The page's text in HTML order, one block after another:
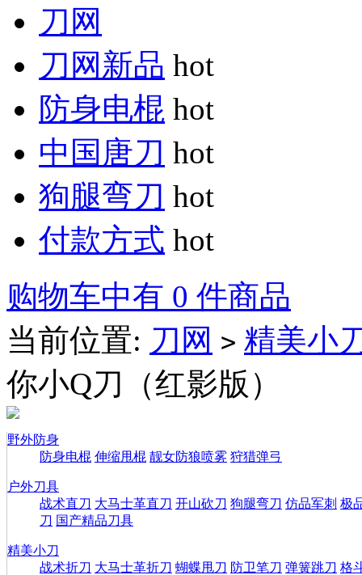
刀网
刀网新品 hot
防身电棍 hot
中国唐刀 hot
狗腿弯刀 hot
付款方式 hot
购物车中有 0 件商品
当前位置: 刀网 > 精美小
你小Q刀（红影版）
野外防身
防身电棍 伸缩甩棍 靓女防狼喷雾 狩猎弹弓
户外刀具
战术直刀 大马士革直刀 开山砍刀 狗腿弯刀 仿品军刺 极
刀 国产精品刀具
精美小刀
战术折刀 大马士革折刀 蝴蝶甩刀 防卫笔刀 弹簧跳刀 格